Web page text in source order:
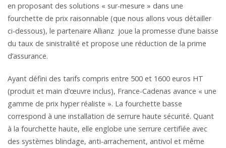
en proposant des solutions « sur-mesure » dans une
fourchette de prix raisonnable (que nous allons vous détailler
ci-dessous), le partenaire Allianz joue la promesse d’une baisse
du taux de sinistralité et propose une réduction de la prime
d’assurance.
Ayant défini des tarifs compris entre 500 et 1600 euros HT
(produit et main d’œuvre inclus), France-Cadenas avance « une
gamme de prix hyper réaliste ». La fourchette basse
correspond à une installation de serrure haute sécurité. Quant
à la fourchette haute, elle englobe une serrure certifiée avec
des systèmes blindage, anti-arrachement, antivol et même